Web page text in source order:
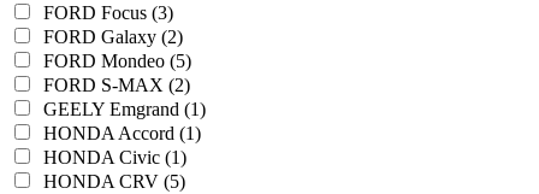
FORD Focus (3)
FORD Galaxy (2)
FORD Mondeo (5)
FORD S-MAX (2)
GEELY Emgrand (1)
HONDA Accord (1)
HONDA Civic (1)
HONDA CRV (5)